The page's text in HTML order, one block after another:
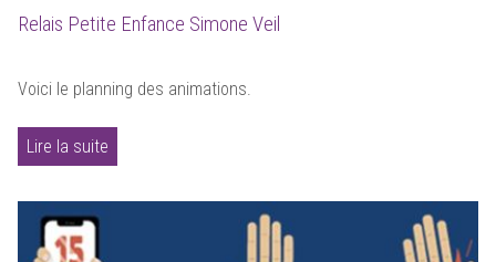
Relais Petite Enfance Simone Veil
Voici le planning des animations.
Lire la suite